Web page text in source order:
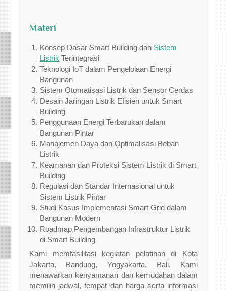
Materi
Konsep Dasar Smart Building dan Sistem
Listrik Terintegrasi
Teknologi IoT dalam Pengelolaan Energi
Bangunan
Sistem Otomatisasi Listrik dan Sensor Cerdas
Desain Jaringan Listrik Efisien untuk Smart
Building
Penggunaan Energi Terbarukan dalam
Bangunan Pintar
Manajemen Daya dan Optimalisasi Beban
Listrik
Keamanan dan Proteksi Sistem Listrik di Smart
Building
Regulasi dan Standar Internasional untuk
Sistem Listrik Pintar
Studi Kasus Implementasi Smart Grid dalam
Bangunan Modern
Roadmap Pengembangan Infrastruktur Listrik
di Smart Building
Kami memfasilitasi kegiatan pelatihan di Kota
Jakarta, Bandung, Yogyakarta, Bali. Kami
menawarkan kenyamanan dan kemudahan dalam
memilih jadwal, tempat dan harga serta informasi